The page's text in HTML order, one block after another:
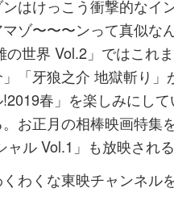
ンはけっこう衝撃的なイ
マゾ〜〜〜ンって真似な
の世界 Vol.2」ではこれ
」「牙狼之介 地獄斬り
春」を楽しみにし
。お正月の相棒映画特集
ャル Vol.1」も放映され
わくな東映チャンネル